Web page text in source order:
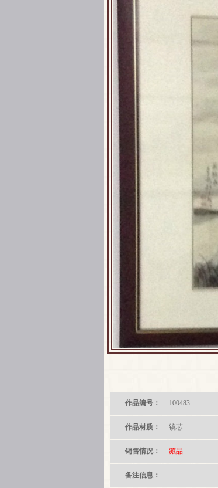
作品编号： 100483
作品材质： 镜芯
销售情况： 藏品
备注信息：